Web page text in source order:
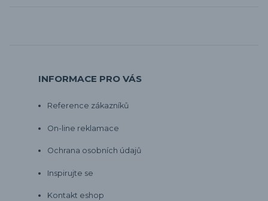
INFORMACE PRO VÁS
Reference zákazníků
On-line reklamace
Ochrana osobních údajů
Inspirujte se
Kontakt eshop